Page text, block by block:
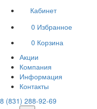
Кабинет
0 Избранное
0 Корзина
Акции
Компания
Информация
Контакты
8 (831) 288-92-69